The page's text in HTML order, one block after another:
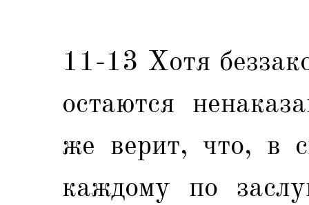
11-13 Хотя
остаются
же верит, что, в
каждому по